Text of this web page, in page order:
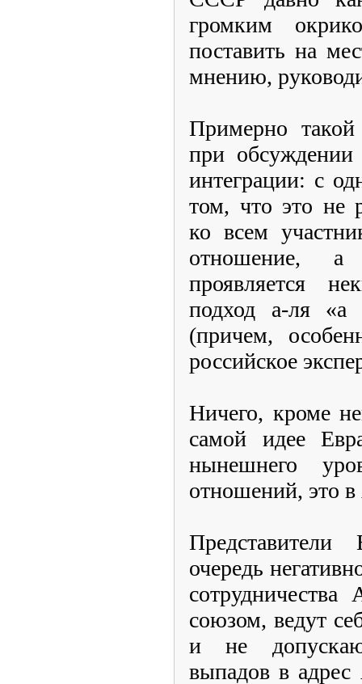
громким
поставить на
мнению,
Примерно такой
при обсуждении
интеграции: с
том, что это не
ко всем
отношение,
проявляется
подход а-ля «а
(причем,
российское
Ничего, кроме
самой идее
нынешнего
отношений, это
очередь
союзом, ведут
и не
выпадов в